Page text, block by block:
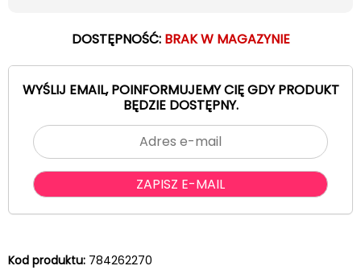
DOSTĘPNOŚĆ: BRAK W MAGAZYNIE
WYŚLIJ EMAIL, POINFORMUJEMY CIĘ GDY PRODUKT
BĘDZIE DOSTĘPNY.
Kod produktu: 784262270